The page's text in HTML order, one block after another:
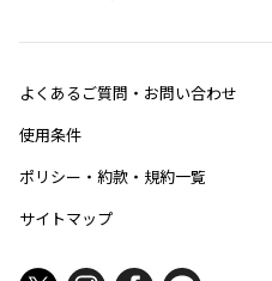
よくあるご質問・お問い合わせ
使用条件
ポリシー・約款・規約一覧
サイトマップ